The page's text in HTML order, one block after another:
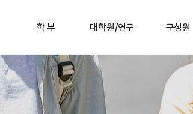
학 부 대학원/연구 구성원